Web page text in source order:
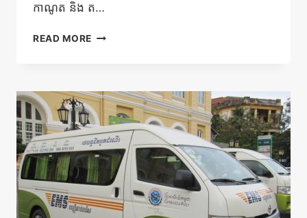
កាណូត និង ត…
READ MORE បញ្ចុះ
រថយន្ត
ក្រុង
កាណូត
និង
តាក់
ស៊ី
ពី
CAMBODEALS